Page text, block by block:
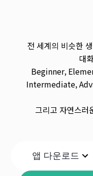
전 세계의 비슷한
대
Beginner,
Intermediate,
그리고 자연스러
앱 다운로드